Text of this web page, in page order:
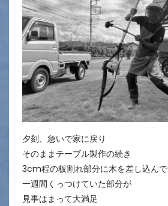
夕刻、急いで家に戻り
そのままテーブル製作の続き
3cm程の板割れ部分に木を差し込んで
一週間くっつけていた部分が
見事はまって大満足